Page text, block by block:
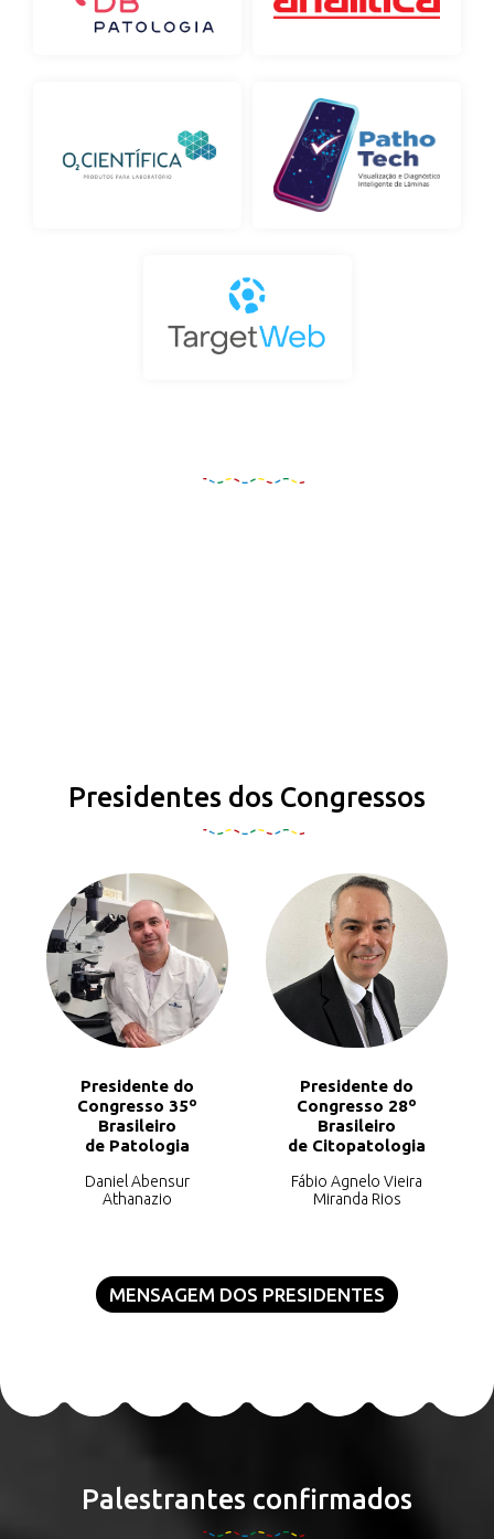
Presidentes dos Congressos
Presidente do
Congresso 35º
Brasileiro
de Patologia
Daniel Abensur
Athanazio
Presidente do
Congresso 28º
Brasileiro
de Citopatologia
Fábio Agnelo Vieira
Miranda Rios
MENSAGEM DOS PRESIDENTES
Palestrantes confirmados